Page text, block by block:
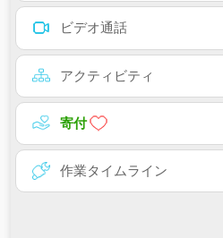
ビデオ通話
アクティビティ
寄付
作業タイムライン